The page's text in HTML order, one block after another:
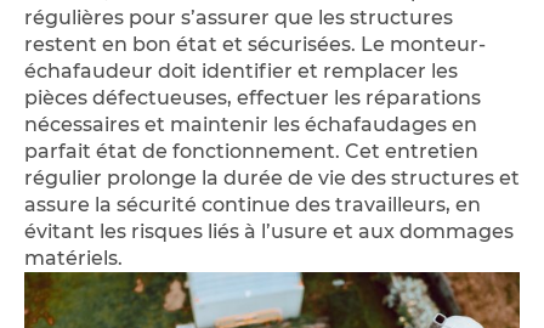
régulières pour s’assurer que les structures
restent en bon état et sécurisées. Le monteur-
échafaudeur doit identifier et remplacer les
pièces défectueuses, effectuer les réparations
nécessaires et maintenir les échafaudages en
parfait état de fonctionnement. Cet entretien
régulier prolonge la durée de vie des structures et
assure la sécurité continue des travailleurs, en
évitant les risques liés à l’usure et aux dommages
matériels.